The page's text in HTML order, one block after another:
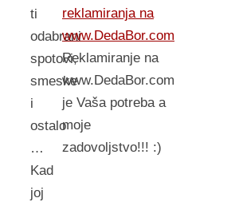
ti
odabrani
spotovi,
smeske
i
ostalo
…
Kad
joj
reklamiranja na
www.DedaBor.com
Reklamiranje na
www.DedaBor.com
je Vaša potreba a
moje
zadovoljstvo!!! :)